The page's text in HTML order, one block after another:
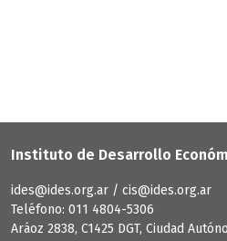
Instituto de Desarrollo
ides@ides.org.ar / cis@ides.org.ar
Teléfono: 011 4804-5306
Aráoz 2838, C1425 DGT, Ciudad